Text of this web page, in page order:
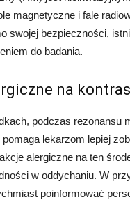
magnetyczne i fale
swojej bezpieczności,
do badania.
na
podczas rezonansu
lekarzom lepiej
alergiczne na ten
w oddychaniu. W
poinformować